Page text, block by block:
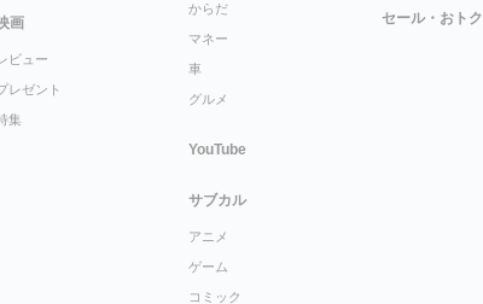
画
レビュー
レゼント
集
からだ
マネー
車
グルメ
YouTube
サブカル
アニメ
ゲーム
コミック
セール・おトク